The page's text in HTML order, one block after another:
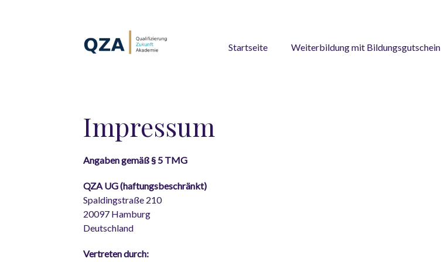
Startseite Weiterbildung mit Bildungsgutschein
Impressum
Angaben gemäß § 5 TMG
QZA UG (haftungsbeschränkt)
Spaldingstraße 210
20097 Hamburg
Deutschland
Vertreten durch: